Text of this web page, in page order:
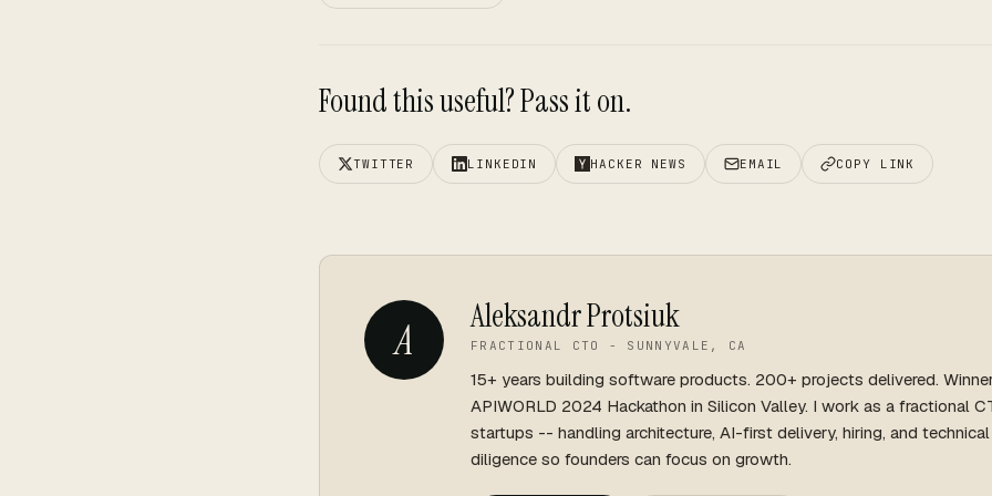
Found this useful? Pass it on.
TWITTER LINKEDIN HACKER NEWS EMAIL COPY LINK
A Aleksandr Protsiuk
FRACTIONAL CTO - SUNNYVALE, CA
15+ years building software products. 200+ projects delivered.
APIWORLD 2024 Hackathon in Silicon Valley. I work as a fractional
startups -- handling architecture, AI-first delivery, hiring, and
diligence so founders can focus on growth.